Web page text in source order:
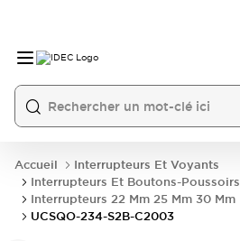
Accueil
Interrupteurs Et Voyants
Interrupteurs Et Boutons-Poussoirs
Interrupteurs 22 Mm 25 Mm 30 Mm
UCSQO-234-S2B-C2003